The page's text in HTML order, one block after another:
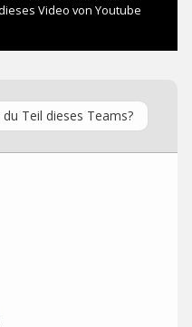
du Teil dieses Teams?